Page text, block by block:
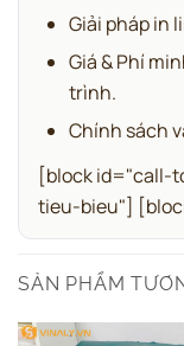
Giải pháp in
Giá & Phí
trình.
Chính sách
[block id="call-
tieu-bieu"]
SẢN PHẨM